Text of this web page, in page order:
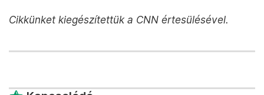
Cikkünket kiegészítettük a CNN értesülésével.